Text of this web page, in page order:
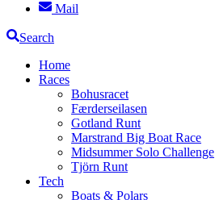
Mail
Search
Home
Races
Bohusracet
Færderseilasen
Gotland Runt
Marstrand Big Boat Race
Midsummer Solo Challenge
Tjörn Runt
Tech
Boats & Polars